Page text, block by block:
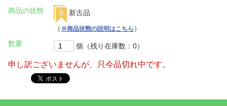
商品の状態 S
新古品
（ ※商品状態の説明はこちら ）
数量
個（残り在庫数：0）
申し訳ございませんが、只今品切れ中です。